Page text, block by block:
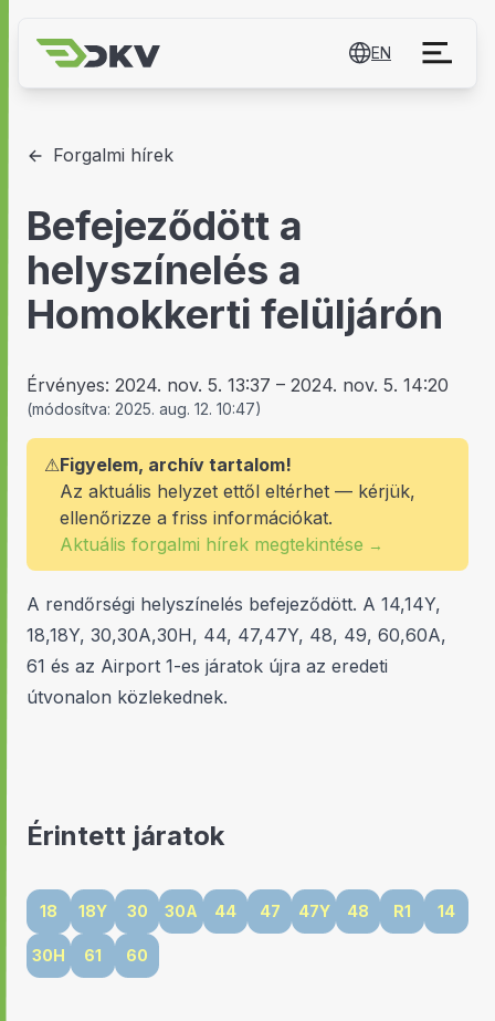
EN
Forgalmi hírek
Befejeződött a
helyszínelés a
Homokkerti felüljárón
Érvényes: 2024. nov. 5. 13:37 – 2024. nov. 5. 14:20
(módosítva: 2025. aug. 12. 10:47)
⚠Figyelem, archív tartalom!
Az aktuális helyzet ettől eltérhet — kérjük,
ellenőrizze a friss információkat.
Aktuális forgalmi hírek megtekintése →
A rendőrségi helyszínelés befejeződött. A 14,14Y,
18,18Y, 30,30A,30H, 44, 47,47Y, 48, 49, 60,60A,
61 és az Airport 1-es járatok újra az eredeti
útvonalon közlekednek.
Érintett járatok
18 18Y 30 30A 44 47 47Y 48 R1 14
30H 61 60